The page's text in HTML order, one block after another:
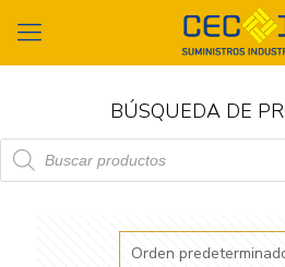
BÚSQUEDA DE
Búsqueda
de
productos